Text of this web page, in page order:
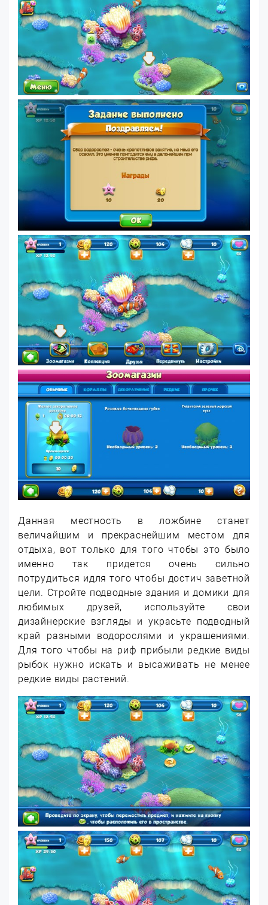
Данная местность в ложбине станет
величайшим и прекраснейшим местом для
отдыха, вот только для того чтобы это было
именно так придется очень сильно
потрудиться идля того чтобы достич заветной
цели. Стройте подводные здания и домики для
любимых друзей, используйте свои
дизайнерские взгляды и украсьте подводный
край разными водорослями и украшениями.
Для того чтобы на риф прибыли редкие виды
рыбок нужно искать и высаживать не менее
редкие виды растений.